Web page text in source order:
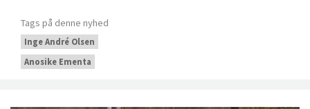
Tags på denne nyhed
Inge André Olsen
Anosike Ementa